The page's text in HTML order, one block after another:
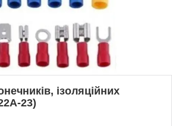
ізоляційних
23)